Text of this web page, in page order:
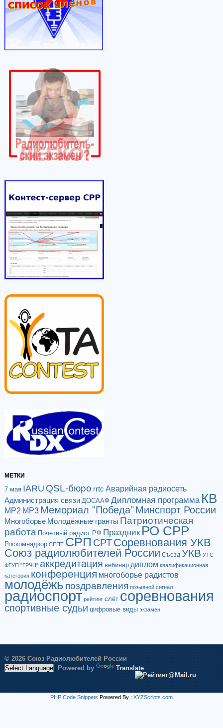
МЕТКИ
7 мая IARU QSL-бюро rrtc Аварийная радиосеть
Администрация связи ДОСААФ Дипломная программа КВ
МР2 МР3 Мемориал "Победа"Минспорт России
Многоборье Молодёжные гранты Патриотическая
работа Почетный радист РФ Праздник РО СРР
Роскомнадзор СЕПТ СРП СРТСоревнования УКВ
Союз радиолюбителей России Съезд УКВ УТС
ФГУП "ГРЧЦ" аккредитация вебинар диплом квалификационная
категория конференция многоборье радистов
молодёжь поздравления позывной сигнал
радиоспорт рейтинг слёт соревнования
спортивные судьи цифровые виды экзамен
© 2026 Союз Радиолюбителей России
Powered by
Translate
PHP Code Snippets Powered By : XYZScripts.com